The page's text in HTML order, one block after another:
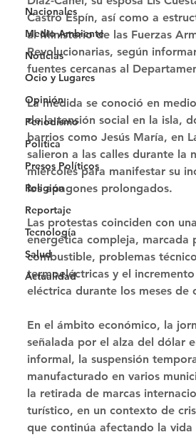
Nacionales
Medio Ambiente
Noticias
Ocio y Lugares
Opinión
Periodismo
Política
Presos Políticos
Religión
Reportaje
Tecnología
Salud
Actualidad
Castro Espín, así como a
al Ministerio de las Fuerzas
Revolucionarias, según
fuentes cercanas al
La medida se conoció en
de la tensión social en la isla,
barrios como Jesús María, en
salieron a las calles durante la
miércoles para manifestar su
los apagones prolongados.
Las protestas coinciden con
energética compleja, marcada
combustible, problemas
termoeléctricas y el
eléctrica durante los meses de
En el ámbito económico, la
señalada por el alza del dólar
informal, la suspensión
manufacturado en varios
la retirada de marcas
turístico, en un contexto de
que continúa afectando la